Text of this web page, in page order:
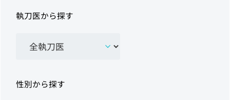
執刀医から探す
性別から探す